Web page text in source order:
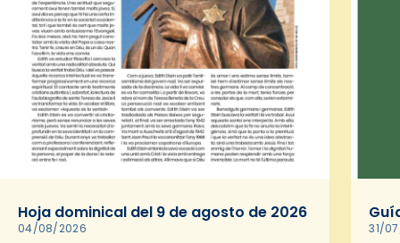
Hoja dominical del 9 de agosto de 2026
04/08/2026 31/